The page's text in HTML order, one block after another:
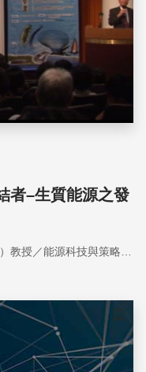
者–生質能源之發
儲存